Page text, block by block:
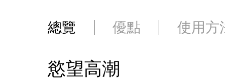
總覽 優點 使用方
慾望高潮